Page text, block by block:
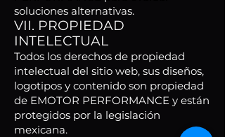
soluciones alternativas.
VII. PROPIEDAD
INTELECTUAL
Todos los derechos de propiedad
intelectual del sitio web, sus diseños,
logotipos y contenido son propiedad
de EMOTOR PERFORMANCE y están
protegidos por la legislación
mexicana.